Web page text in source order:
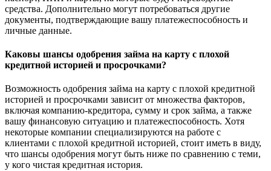
средства. Дополнительно могут потребоваться другие
документы, подтверждающие вашу платежеспособность и
личные данные.
Каковы шансы одобрения займа на карту с плохой
кредитной историей и просрочками?
Возможность одобрения займа на карту с плохой кредитной
историей и просрочками зависит от множества факторов,
включая компанию-кредитора, сумму и срок займа, а также
вашу финансовую ситуацию и платежеспособность. Хотя
некоторые компании специализируются на работе с
клиентами с плохой кредитной историей, стоит иметь в виду,
что шансы одобрения могут быть ниже по сравнению с теми,
у кого чистая кредитная история.